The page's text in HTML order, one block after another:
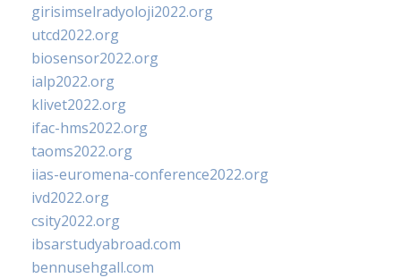
girisimselradyoloji2022.org
utcd2022.org
biosensor2022.org
ialp2022.org
klivet2022.org
ifac-hms2022.org
taoms2022.org
iias-euromena-conference2022.org
ivd2022.org
csity2022.org
ibsarstudyabroad.com
bennusehgall.com